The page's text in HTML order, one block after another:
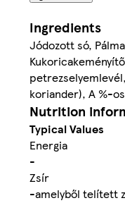
Ingredients
Jódozott só,
koriander), A %-
Nutrition
Typical Values
Energia
-
Zsír
-amelyből telített